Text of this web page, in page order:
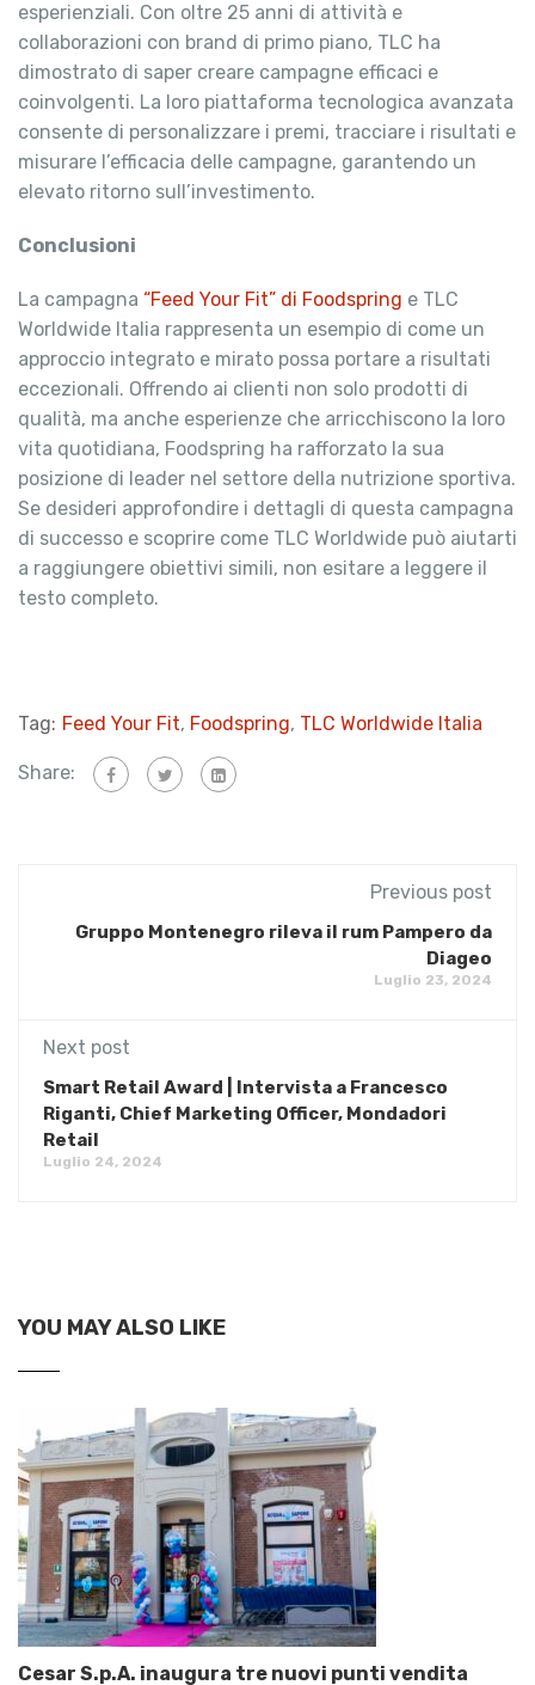
esperienziali. Con oltre 25 anni di attività e
collaborazioni con brand di primo piano, TLC ha
dimostrato di saper creare campagne efficaci e
coinvolgenti. La loro piattaforma tecnologica avanzata
consente di personalizzare i premi, tracciare i risultati e
misurare l’efficacia delle campagne, garantendo un
elevato ritorno sull’investimento.
Conclusioni
La campagna “Feed Your Fit” di Foodspring e TLC
Worldwide Italia rappresenta un esempio di come un
approccio integrato e mirato possa portare a risultati
eccezionali. Offrendo ai clienti non solo prodotti di
qualità, ma anche esperienze che arricchiscono la loro
vita quotidiana, Foodspring ha rafforzato la sua
posizione di leader nel settore della nutrizione sportiva.
Se desideri approfondire i dettagli di questa campagna
di successo e scoprire come TLC Worldwide può aiutarti
a raggiungere obiettivi simili, non esitare a leggere il
testo completo.
Tag: Feed Your Fit, Foodspring, TLC Worldwide Italia
Share:
Previous post
Gruppo Montenegro rileva il rum Pampero da
Diageo
Luglio 23, 2024
Next post
Smart Retail Award | Intervista a Francesco
Riganti, Chief Marketing Officer, Mondadori
Retail
Luglio 24, 2024
YOU MAY ALSO LIKE
Cesar S.p.A. inaugura tre nuovi punti vendita